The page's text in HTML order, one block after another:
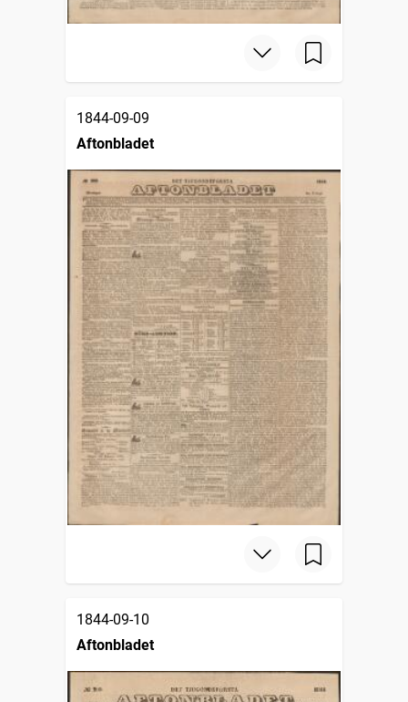
1844-09-09
Aftonbladet
1844-09-10
Aftonbladet